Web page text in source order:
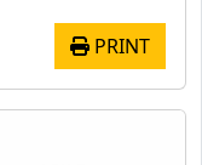
PRINT